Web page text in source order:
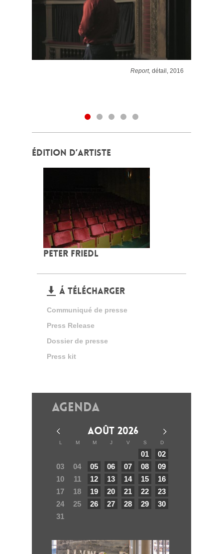
Report, détail, 2016
ÉDITION D’ARTISTE
PETER FRIEDL
Á TÉLÉCHARGER
Communiqué de presse
Press Release
Dossier de presse
Press kit
Agenda
AOÛT 2026
L M M J V S D
01
02
03
04 05 06 07 08
09
10
11 12 13 14 15
16
17
18 19 20 21 22
23
24
25 26 27 28 29
30
31